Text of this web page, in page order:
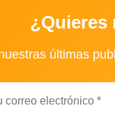
¿Quieres
últimas